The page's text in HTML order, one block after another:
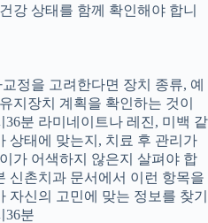
강 상태를 함께 확인해야 합니
정을 고려한다면 장치 종류, 예
지장치 계획을 확인하는 것이
36분 라미네이트나 레진, 미백 같
상태에 맞는지, 치료 후 관리가
가 어색하지 않은지 살펴야 합
신촌치과 문서에서 이런 항목을
자신의 고민에 맞는 정보를 찾기
36분